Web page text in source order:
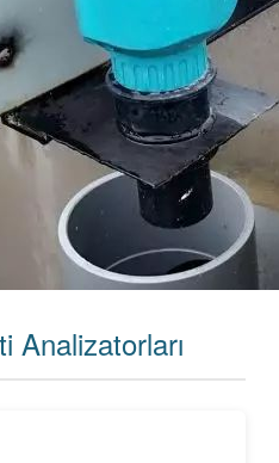
Analizatorları